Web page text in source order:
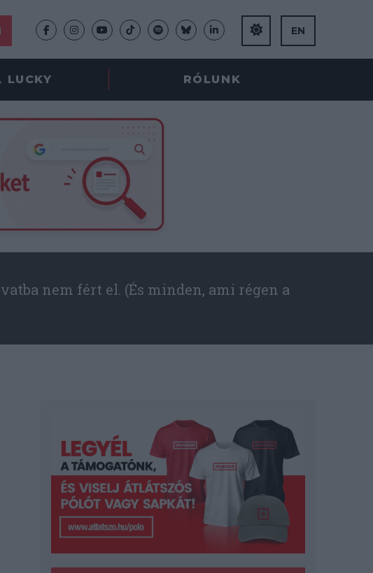
EN
LUCKY RÓLUNK
nem fért el. (És minden, ami régen a